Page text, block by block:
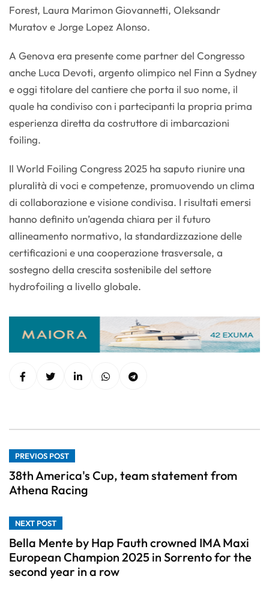
Forest, Laura Marimon Giovannetti, Oleksandr
Muratov e Jorge Lopez Alonso.
A Genova era presente come partner del Congresso
anche Luca Devoti, argento olimpico nel Finn a Sydney
e oggi titolare del cantiere che porta il suo nome, il
quale ha condiviso con i partecipanti la propria prima
esperienza diretta da costruttore di imbarcazioni
foiling.
Il World Foiling Congress 2025 ha saputo riunire una
pluralità di voci e competenze, promuovendo un clima
di collaborazione e visione condivisa. I risultati emersi
hanno definito un’agenda chiara per il futuro
allineamento normativo, la standardizzazione delle
certificazioni e una cooperazione trasversale, a
sostegno della crescita sostenibile del settore
hydrofoiling a livello globale.
PREVIOS POST
38th America's Cup, team statement from
Athena Racing
NEXT POST
Bella Mente by Hap Fauth crowned IMA Maxi
European Champion 2025 in Sorrento for the
second year in a row